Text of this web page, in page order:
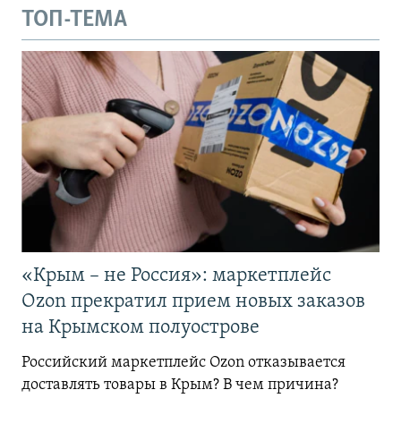
л
а
й
д
ТОП-ТЕМА
«Крым – не Россия»: маркетплейс
Ozon прекратил прием новых заказов
на Крымском полуострове
Российский маркетплейс Ozon отказывается
доставлять товары в Крым? В чем причина?